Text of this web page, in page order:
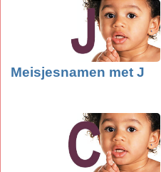
Meisjesnamen met J